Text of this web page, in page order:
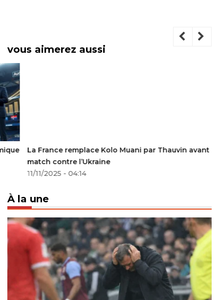
vous aimerez aussi
La France remplace Kolo Muani par Thauvin avant le
match contre l’Ukraine
11/11/2025 - 04:14
À la une